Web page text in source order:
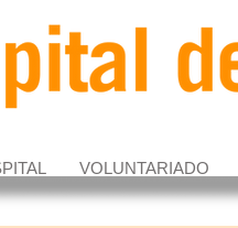
VOLUNTARIADO